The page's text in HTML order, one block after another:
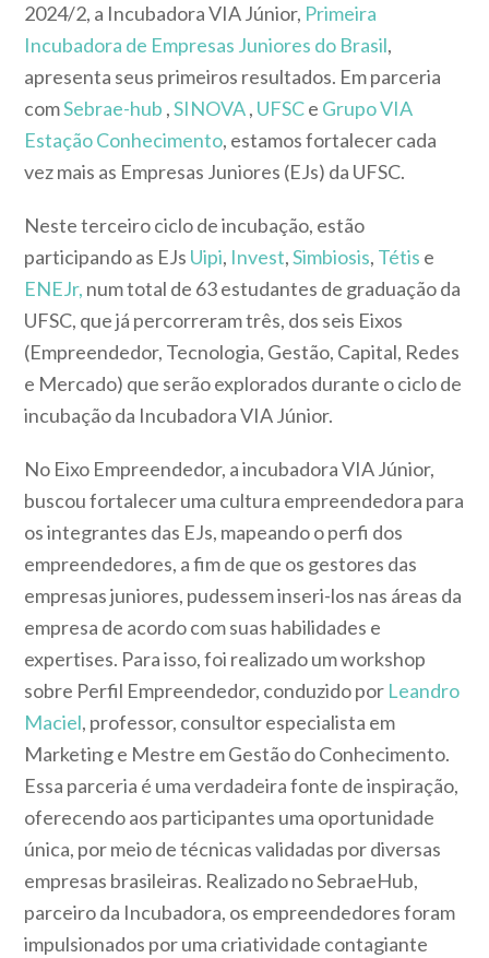
2024/2, a Incubadora VIA Júnior, Primeira
Incubadora de Empresas Juniores do Brasil,
apresenta seus primeiros resultados. Em parceria
comSebrae-hub ,SINOVA, UFSCe Grupo VIA
Estação Conhecimento, estamos fortalecer cada
vez mais as Empresas Juniores (EJs) da UFSC.
Neste terceiro ciclo de incubação, estão
participando as EJs Uipi, Invest,Simbiosis, Tétis e
ENEJr, num total de 63 estudantes de graduação da
UFSC, que já percorreram três, dos seis Eixos
(Empreendedor, Tecnologia, Gestão, Capital, Redes
e Mercado) que serão explorados durante o ciclo de
incubação da Incubadora VIA Júnior.
No Eixo Empreendedor, a incubadora VIA Júnior,
buscou fortalecer uma cultura empreendedora para
os integrantes das EJs, mapeando o perfi dos
empreendedores, a fim de que os gestores das
empresas juniores, pudessem inseri-los nas áreas da
empresa de acordo com suas habilidades e
expertises. Para isso, foi realizado um workshop
sobre Perfil Empreendedor, conduzido por Leandro
Maciel, professor, consultor especialista em
Marketing e Mestre em Gestão do Conhecimento.
Essa parceria é uma verdadeira fonte de inspiração,
oferecendo aos participantes uma oportunidade
única, por meio de técnicas validadas por diversas
empresas brasileiras. Realizado no SebraeHub,
parceiro da Incubadora, os empreendedores foram
impulsionados por uma criatividade contagiante